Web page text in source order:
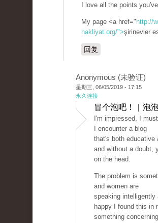
I love all the points
My page <a href=" http://
nakliyat.org/">şirinevler
回复
Anonymous (未验证)
星期三, 06/05/2019 - 17:15
永久连接
冒个泡吧！ | 泡
I'm impressed, I
I encounter a blog
that's both educative
and without a doubt,
on the head.
The problem is
and women are
speaking intelligently
happy I found this in
something